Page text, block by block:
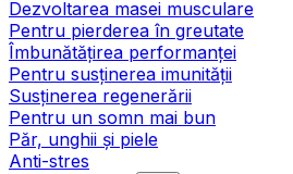
Dezvoltarea masei musculare
Pentru pierderea în greutate
Îmbunătățirea performanței
Pentru susținerea imunității
Susținerea regenerării
Pentru un somn mai bun
Păr, unghii și piele
Anti-stres